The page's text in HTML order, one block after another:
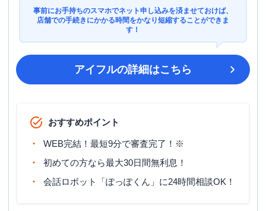
事前にお手持ちのスマホでネット申し込みを済ませておけば、
店舗での手続きにかかる時間をかなり短縮することができま
す！
アイフルの詳細はこちら
おすすめポイント
WEB完結！最短9分で審査完了！※
初めての方なら最大30日間無利息！
会話ロボット「ぽっぽくん」に24時間相談OK！